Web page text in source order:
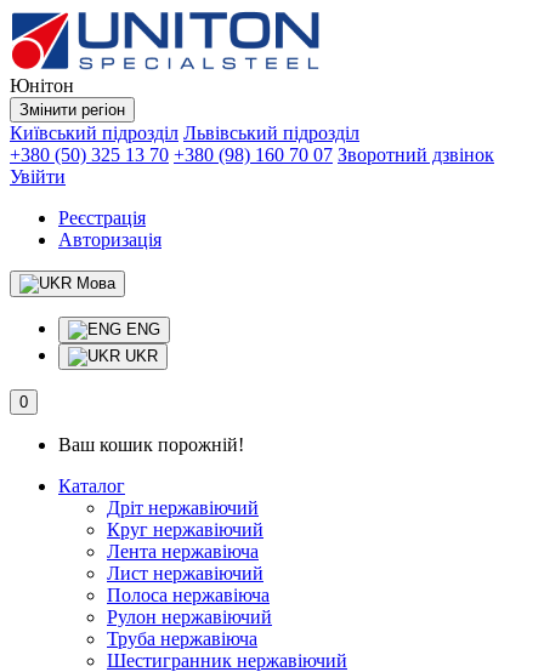
Юнітон
Змінити регіон
Київський підрозділ Львівський підрозділ
+380 (50) 325 13 70 +380 (98) 160 70 07 Зворотний дзвінок
Увійти
Реєстрація
Авторизація
Мова
ENG
UKR
0
Ваш кошик порожній!
Каталог
Дріт нержавіючий
Круг нержавіючий
Лента нержавіюча
Лист нержавіючий
Полоса нержавіюча
Рулон нержавіючий
Труба нержавіюча
Шестигранник нержавіючий